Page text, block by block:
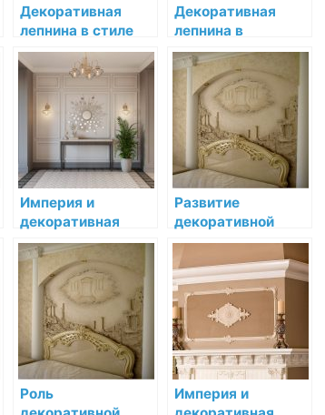
Декоративная
лепнина в стиле
Ар-нуво: методы
применения и
особенности
Декоративная
лепнина в
интерьере
функционального
стиля
Империя и
декоративная
лепнина:
монументальность
и роскошь
Развитие
декоративной
лепнины в
интерьере XIX
века
Роль
Империя и